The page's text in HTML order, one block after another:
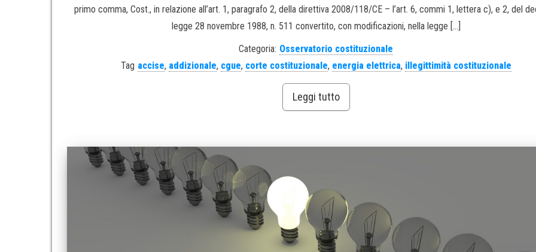
primo comma, Cost., in relazione all’art. 1, paragrafo 2, della direttiva 2008/118/CE – l’art. 6, commi 1, lettera c), e 2, del
legge 28 novembre 1988, n. 511 convertito, con modificazioni, nella legge […]
Categoria: Osservatorio costituzionale
Tag accise, addizionale, cgue, corte costituzionale, energia elettrica, illegittimità costituzionale
Leggi tutto